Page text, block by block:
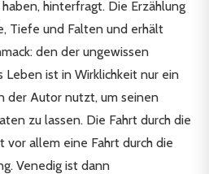
hinterfragt. Die Erzählung
Tiefe und Falten und erhält
den der ungewissen
ist in Wirklichkeit nur ein
der Autor nutzt, um seinen
zu lassen. Die Fahrt durch die
vor allem eine Fahrt durch die
Venedig ist dann